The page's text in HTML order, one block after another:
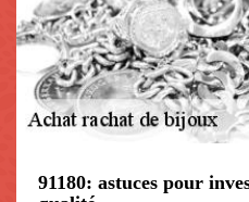
91180: astuces pour